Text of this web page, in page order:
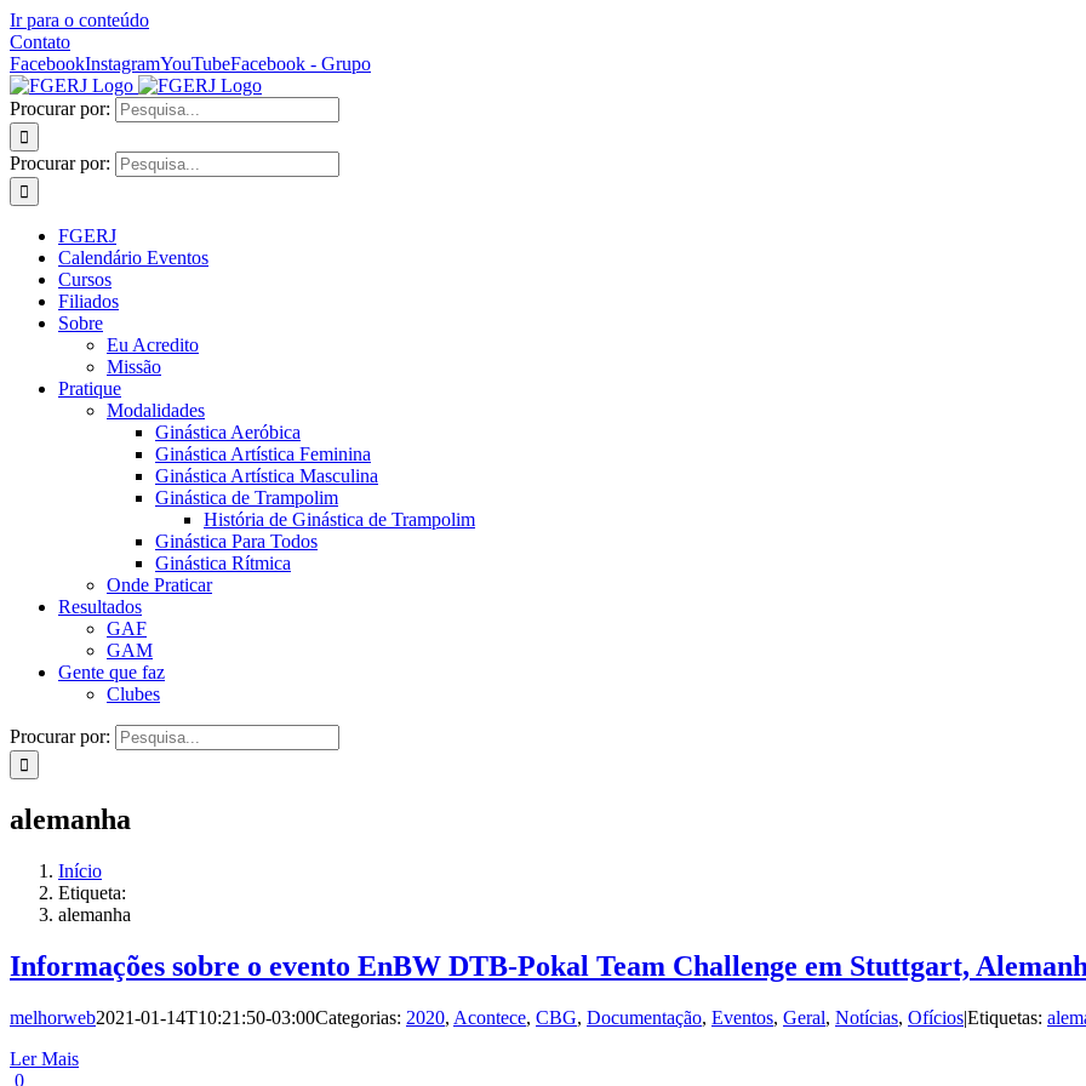
Ir para o conteúdo
Contato
FacebookInstagramYouTubeFacebook - Grupo
Procurar por:
Procurar por:
FGERJ
Calendário Eventos
Cursos
Filiados
Sobre
Eu Acredito
Missão
Pratique
Modalidades
Ginástica Aeróbica
Ginástica Artística Feminina
Ginástica Artística Masculina
Ginástica de Trampolim
História de Ginástica de Trampolim
Ginástica Para Todos
Ginástica Rítmica
Onde Praticar
Resultados
GAF
GAM
Gente que faz
Clubes
Procurar por:
alemanha
Início
Etiqueta:
alemanha
Informações sobre o evento EnBW DTB-Pokal Team Challenge em Stuttgart,
melhorweb2021-01-14T10:21:50-03:00Categorias: 2020, Acontece, CBG, Documentação, Eventos, Geral, Notícias, Ofícios|Etiquetas:
Ler Mais
0